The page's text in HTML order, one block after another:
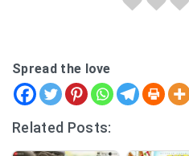
Spread the love
Related Posts: